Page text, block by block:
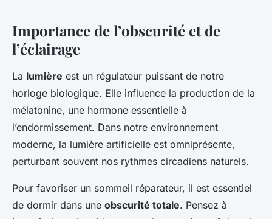
Importance de l’obscurité et de
l’éclairage
La lumière est un régulateur puissant de notre
horloge biologique. Elle influence la production de la
mélatonine, une hormone essentielle à
l’endormissement. Dans notre environnement
moderne, la lumière artificielle est omniprésente,
perturbant souvent nos rythmes circadiens naturels.
Pour favoriser un sommeil réparateur, il est essentiel
de dormir dans une obscurité totale. Pensez à